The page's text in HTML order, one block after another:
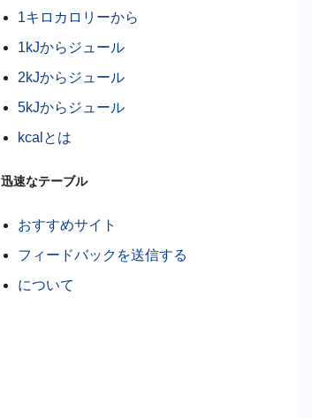
1キロカロリーから
1kJからジュール
2kJからジュール
5kJからジュール
kcalとは
迅速なテーブル
おすすめサイト
フィードバックを送信する
について